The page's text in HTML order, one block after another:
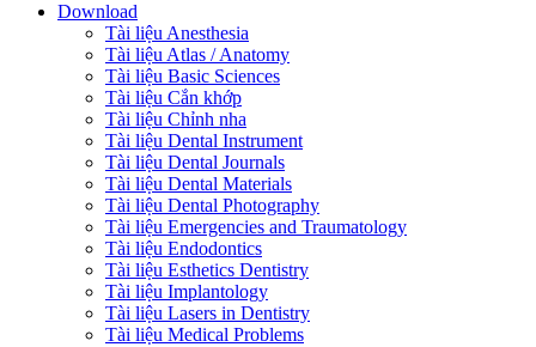
Download
Tài liệu Anesthesia
Tài liệu Atlas / Anatomy
Tài liệu Basic Sciences
Tài liệu Cắn khớp
Tài liệu Chỉnh nha
Tài liệu Dental Instrument
Tài liệu Dental Journals
Tài liệu Dental Materials
Tài liệu Dental Photography
Tài liệu Emergencies and Traumatology
Tài liệu Endodontics
Tài liệu Esthetics Dentistry
Tài liệu Implantology
Tài liệu Lasers in Dentistry
Tài liệu Medical Problems